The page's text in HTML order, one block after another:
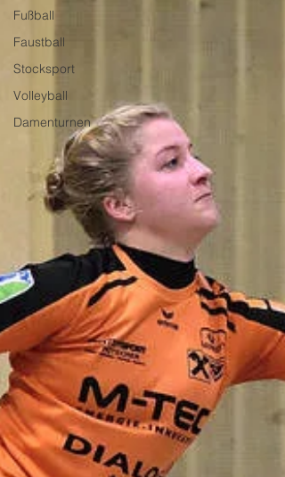
Fußball
Faustball
Stocksport
Volleyball
Damenturnen